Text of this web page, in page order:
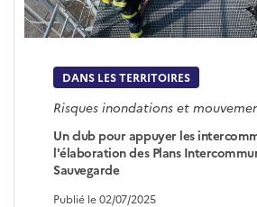
DANS LES TERRITOIRES
Risques inondations et
Un club pour appuyer les
l'élaboration des Plans
Sauvegarde
Publié le 02/07/2025